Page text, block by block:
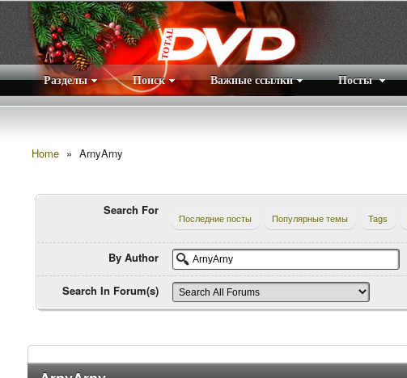
Разделы Поиск Важные ссылки Посты
Home » ArnyArny
Search For
Последние посты Популярные темы Tags
By Author
Search In Forum(s)